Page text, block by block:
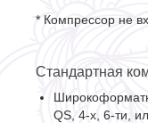
* Компрессор не
Стандартная
QS, 4-х, 6-ти,